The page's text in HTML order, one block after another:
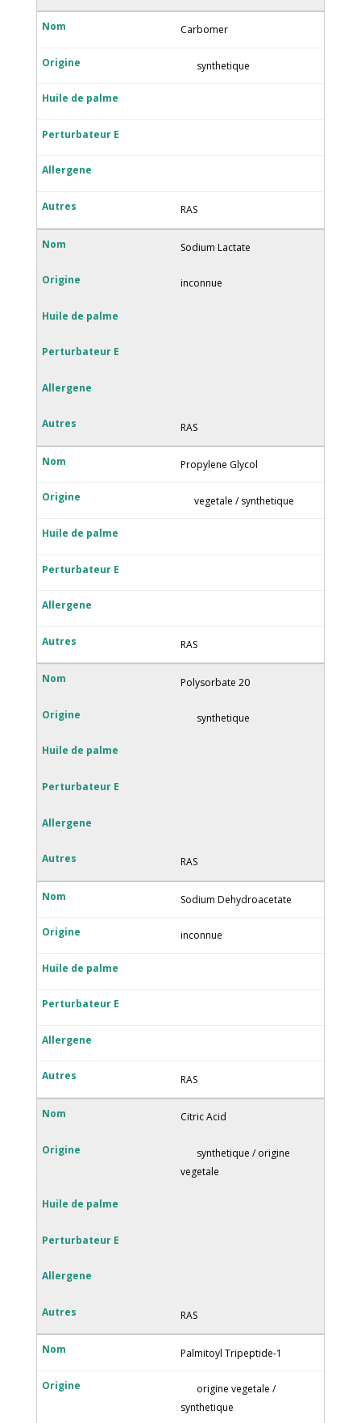
Carbomer
synthetique
RAS
Sodium Lactate
inconnue
RAS
Propylene Glycol
vegetale / synthetique
RAS
Polysorbate 20
synthetique
RAS
Sodium Dehydroacetate
inconnue
RAS
Citric Acid
synthetique / origine
vegetale
RAS
Palmitoyl Tripeptide-1
origine vegetale /
synthetique